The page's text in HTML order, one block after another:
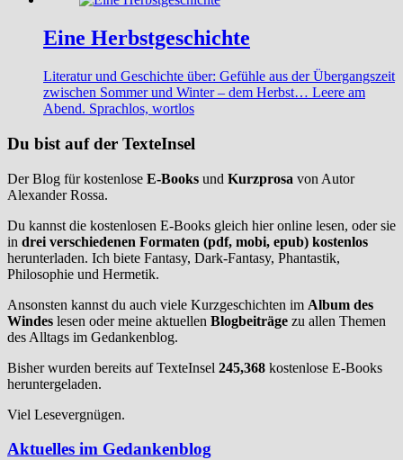
Eine Herbstgeschichte
Literatur und Geschichte über: Gefühle aus der Übergangszeit
zwischen Sommer und Winter – dem Herbst… Leere am
Abend. Sprachlos, wortlos
Du bist auf der TexteInsel
Der Blog für kostenlose E-Books und Kurzprosa von Autor
Alexander Rossa.
Du kannst die kostenlosen E-Books gleich hier online lesen, oder sie
in drei verschiedenen Formaten (pdf, mobi, epub) kostenlos
herunterladen. Ich biete Fantasy, Dark-Fantasy, Phantastik,
Philosophie und Hermetik.
Ansonsten kannst du auch viele Kurzgeschichten im Album des
Windes lesen oder meine aktuellen Blogbeiträge zu allen Themen
des Alltags im Gedankenblog.
Bisher wurden bereits auf TexteInsel 245,368 kostenlose E-Books
heruntergeladen.
Viel Lesevergnügen.
Aktuelles im Gedankenblog